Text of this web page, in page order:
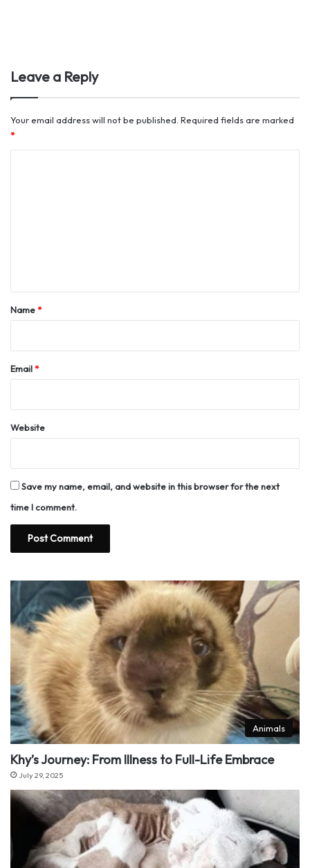
Leave a Reply
Your email address will not be published. Required fields are marked
*
*Name*
Email*
Website
Save my name, email, and website in this browser for the next
time I comment.
Animals
Khy’s Journey: From Illness to Full-Life Embrace
July 29, 2025